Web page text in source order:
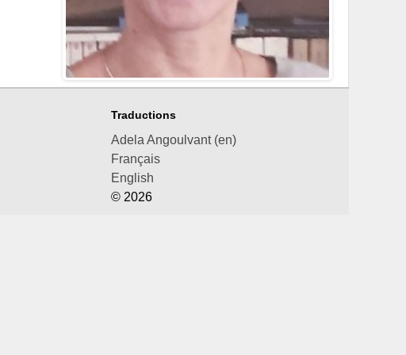
Traductions
Adela Angoulvant (en)
Français
English
© 2026